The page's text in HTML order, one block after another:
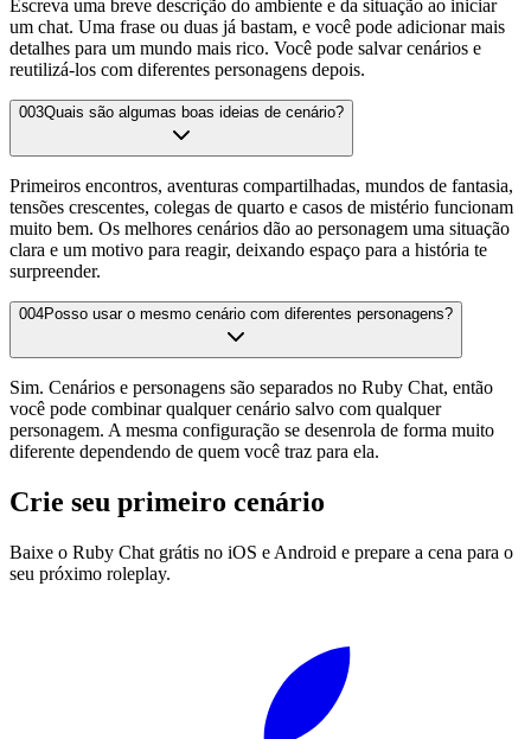
Escreva uma breve descrição do ambiente e da situação ao iniciar
um chat. Uma frase ou duas já bastam, e você pode adicionar mais
detalhes para um mundo mais rico. Você pode salvar cenários e
reutilizá-los com diferentes personagens depois.
003Quais são algumas boas ideias de cenário?
Primeiros encontros, aventuras compartilhadas, mundos de fantasia,
tensões crescentes, colegas de quarto e casos de mistério funcionam
muito bem. Os melhores cenários dão ao personagem uma situação
clara e um motivo para reagir, deixando espaço para a história te
surpreender.
004Posso usar o mesmo cenário com diferentes personagens?
Sim. Cenários e personagens são separados no Ruby Chat, então
você pode combinar qualquer cenário salvo com qualquer
personagem. A mesma configuração se desenrola de forma muito
diferente dependendo de quem você traz para ela.
Crie seu primeiro cenário
Baixe o Ruby Chat grátis no iOS e Android e prepare a cena para o
seu próximo roleplay.